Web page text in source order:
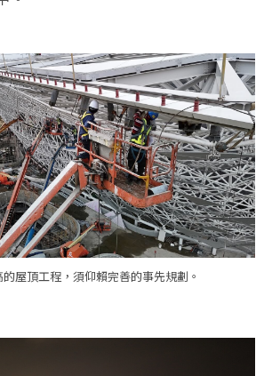
屋頂工程，須仰賴完善的事先規劃。